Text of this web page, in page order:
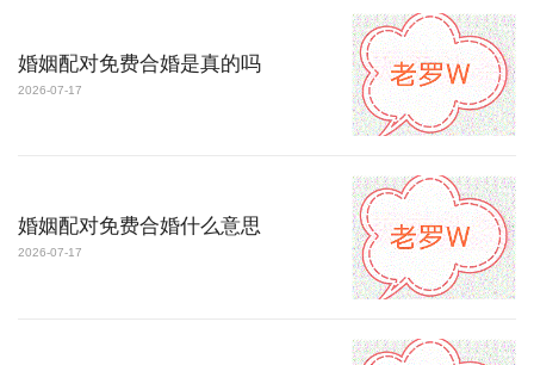
婚姻配对免费合婚是真的吗
2026-07-17
婚姻配对免费合婚什么意思
2026-07-17